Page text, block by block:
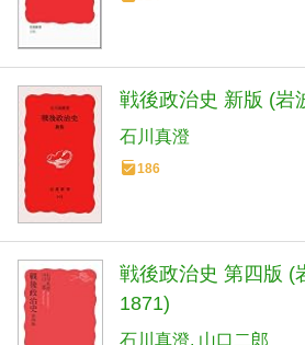
戦後政治史 新版 (岩
石川真澄
186
戦後政治史 第四版 (
1871)
石川真澄 山口二郎